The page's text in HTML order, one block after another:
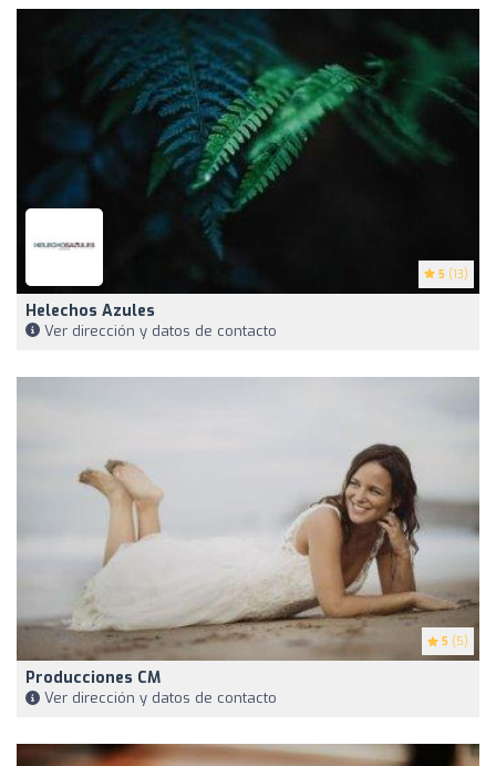
5 (13)
Helechos Azules
Ver dirección y datos de contacto
5 (5)
Producciones CM
Ver dirección y datos de contacto